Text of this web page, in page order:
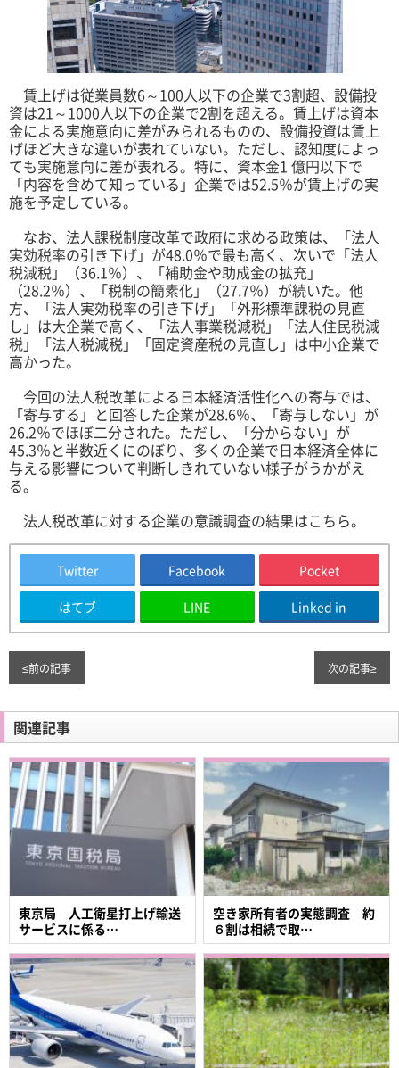
賃上げは従業員数6～100人以下の企業で3割超、設備投
資は21～1000人以下の企業で2割を超える。賃上げは資本
金による実施意向に差がみられるものの、設備投資は賃上
げほど大きな違いが表れていない。ただし、認知度によっ
ても実施意向に差が表れる。特に、資本金1 億円以下で
「内容を含めて知っている」企業では52.5％が賃上げの実
施を予定している。
なお、法人課税制度改革で政府に求める政策は、「法人
実効税率の引き下げ」が48.0％で最も高く、次いで「法人
税減税」（36.1％）、「補助金や助成金の拡充」
（28.2％）、「税制の簡素化」（27.7％）が続いた。他
方、「法人実効税率の引き下げ」「外形標準課税の見直
し」は大企業で高く、「法人事業税減税」「法人住民税減
税」「法人税減税」「固定資産税の見直し」は中小企業で
高かった。
今回の法人税改革による日本経済活性化への寄与では、
「寄与する」と回答した企業が28.6％、「寄与しない」が
26.2％でほぼ二分された。ただし、「分からない」が
45.3％と半数近くにのぼり、多くの企業で日本経済全体に
与える影響について判断しきれていない様子がうかがえ
る。
法人税改革に対する企業の意識調査の結果はこちら。
Twitter Facebook Pocket
はてブ LINE Linked in
≤前の記事 次の記事≥
関連記事
空き家所有者の実態調査 約
６割は相続で取…
東京局 人工衛星打上げ輸送
サービスに係る…